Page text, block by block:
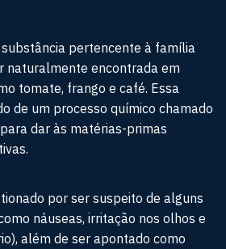
pertencente à família
naturalmente encontrada em
tomate, frango e café. Essa
de um processo químico chamado
dar às matérias-primas
por ser suspeito de alguns
náuseas, irritação nos olhos e
além de ser apontado como